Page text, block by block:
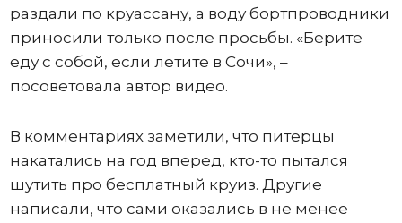
раздали по круассану, а воду бортпроводники
приносили только после просьбы. «Берите
еду с собой, если летите в Сочи», –
посоветовала автор видео.
В комментариях заметили, что питерцы
накатались на год вперед, кто-то пытался
шутить про бесплатный круиз. Другие
написали, что сами оказались в не менее